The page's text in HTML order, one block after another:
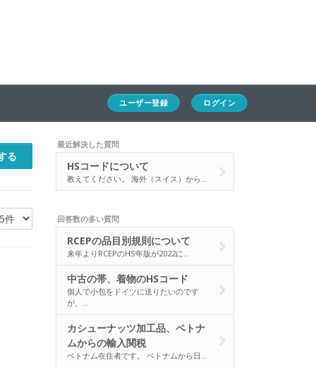
ユーザー登録 ログイン
る
最近解決した質問
HSコードについて
教えてください。 海外（スイス）から…
回答数の多い質問
RCEPの品目別規則について
来年よりRCEPのHS年版が2022に…
中古の帯、着物のHSコード
個人で小包をドイツに送りたいのです
が、…
カシューナッツ加工品、ベトナ
ムからの輸入関税
ベトナム在住者です。 ベトナムから日…
求人一覧
通関Ｑ＆Ａ
通関士NEWS